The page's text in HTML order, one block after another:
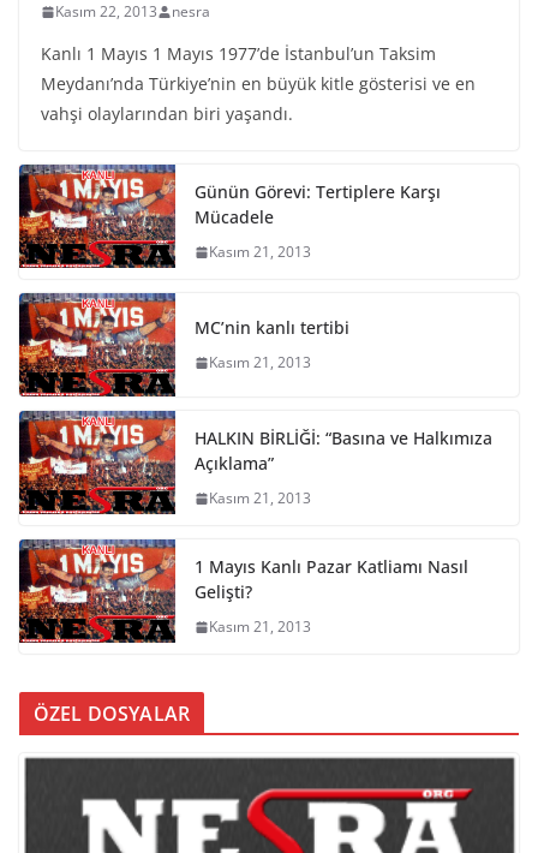
Kasım 22, 2013 nesra
Kanlı 1 Mayıs 1 Mayıs 1977’de İstanbul’un Taksim
Meydanı’nda Türkiye’nin en büyük kitle gösterisi ve en
vahşi olaylarından biri yaşandı.
Günün Görevi: Tertiplere Karşı
Mücadele
Kasım 21, 2013
MC’nin kanlı tertibi
Kasım 21, 2013
HALKIN BİRLİĞİ: “Basına ve Halkımıza
Açıklama”
Kasım 21, 2013
1 Mayıs Kanlı Pazar Katliamı Nasıl
Gelişti?
Kasım 21, 2013
ÖZEL DOSYALAR